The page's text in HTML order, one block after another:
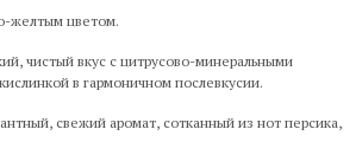
желтым цветом.
чистый вкус с цитрусово-минеральными
в гармоничном послевкусии.
свежий аромат, сотканный из нот персика,